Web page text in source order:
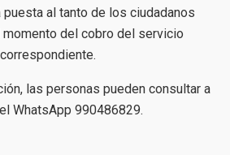
puesta al tanto de los ciudadanos
del cobro del servicio
correspondiente.
las personas pueden consultar a
WhatsApp 990486829.